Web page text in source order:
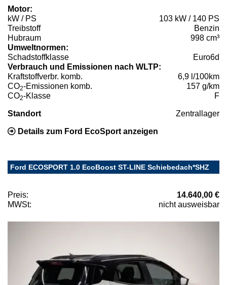
Motor:
kW / PS
103 kW / 140 PS
Treibstoff
Benzin
Hubraum
998 cm³
Umweltnormen:
Schadstoffklasse
Euro6d
Verbrauch und Emissionen nach WLTP:
Kraftstoffverbr. komb.
6,9 l/100km
CO2-Emissionen komb.
157 g/km
CO2-Klasse F
Standort Zentrallager
Details zum Ford EcoSport anzeigen
Ford ECOSPORT 1.0 EcoBoost ST-LINE Schiebedach*SHZ
Preis:
14.640,00 €
MWSt:
nicht ausweisbar